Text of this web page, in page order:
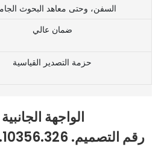
السفن، وحتى معاهد البحوث
ضمان عالي
حزمة التصدير القياسية
S - الواجهة الجانبية
32-رقم التصميم. 3232366.10356.326